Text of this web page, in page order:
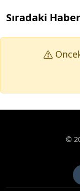
Sıradaki
Ekonomi
Kastamonu’nun
biber ve salatalık